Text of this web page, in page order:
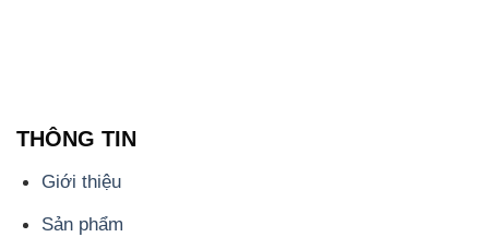
THÔNG TIN
Giới thiệu
Sản phẩm